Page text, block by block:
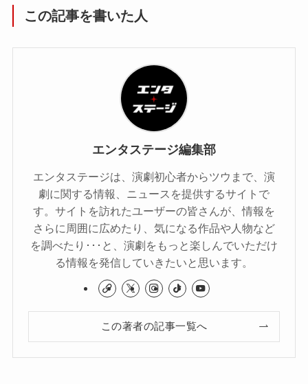
この記事を書いた人
エンタステージ編集部
エンタステージは、演劇初心者からツウまで、演
劇に関する情報、ニュースを提供するサイトで
す。サイトを訪れたユーザーの皆さんが、情報を
さらに周囲に広めたり、気になる作品や人物など
を調べたり･･･と、演劇をもっと楽しんでいただけ
る情報を発信していきたいと思います。
この著者の記事一覧へ